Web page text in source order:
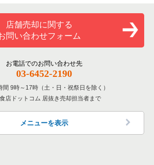
物件の案件一覧
却物件の案件一覧
抜き売却物件の案件一覧
の居抜き売却物件の案件一覧
居抜き売却物件の案件一覧
居抜き売却物件の案件一覧
居抜き売却物件の案件一覧
・ダイニングバーの居抜き売却物件の案件一
理の居抜き売却物件の案件一覧
の居抜き売却物件の案件一覧
居抜き売却物件の案件一覧
居抜き売却物件の案件一覧
・ダイニングバーの居抜き売却物件の案件一
居抜き売却物件の案件一覧
居抜き売却物件の案件一覧
店舗売却に関する
問い合わせフォーム
お電話でのお問い合わせ先
03-6452-2190
間 9時～17時（土・日・祝祭日を除く）
店ドットコム 居抜き売却担当者まで
メニューを表示